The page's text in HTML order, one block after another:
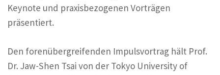
Keynote und praxisbezogenen Vorträgen
präsentiert.
Den forenübergreifenden Impulsvortrag hält Prof.
Dr. Jaw-Shen Tsai von der Tokyo University of